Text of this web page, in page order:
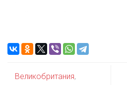
Великобритания,